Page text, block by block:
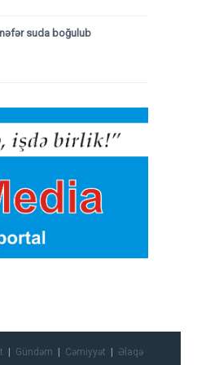
suda boğulub
Gündəm Cəmiyyət Əlaqə